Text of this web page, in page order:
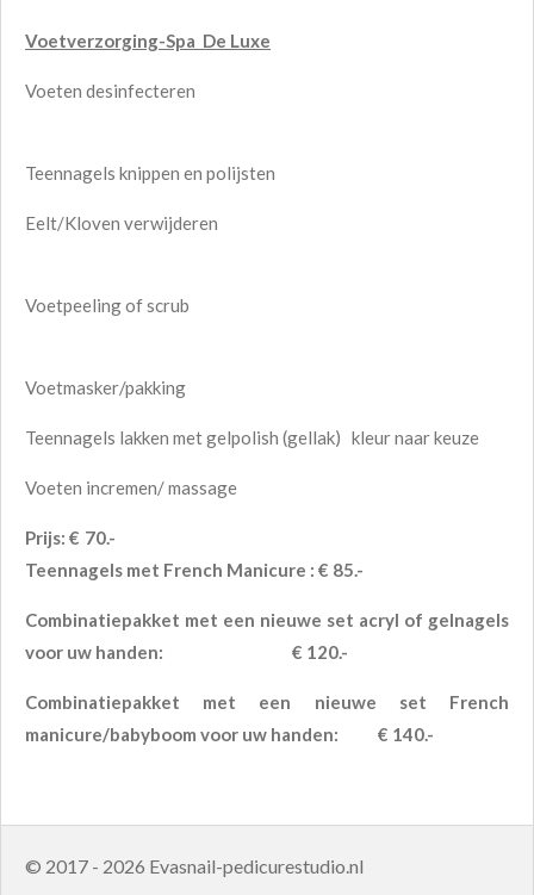
Voetverzorging-Spa De Luxe
Voeten desinfecteren
Teennagels knippen en polijsten
Eelt/Kloven verwijderen
Voetpeeling of scrub
Voetmasker/pakking
Teennagels lakken met gelpolish (gellak) kleur naar keuze
Voeten incremen/ massage
Prijs: € 70.-
Teennagels met French Manicure : € 85.-
Combinatiepakket met een nieuwe set acryl of gelnagels
voor uw handen: € 120.-
Combinatiepakket met een nieuwe set French
manicure/babyboom voor uw handen: € 140.-
© 2017 - 2026 Evasnail-pedicurestudio.nl